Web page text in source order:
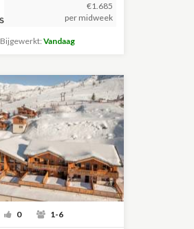
€1.685
per midweek
Bijgewerkt:Vandaag
0 1-6